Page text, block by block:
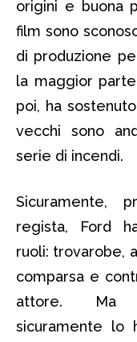
origini e buona
film sono
di produzione
la maggior
poi, ha
vecchi sono
serie di incendi.
Sicuramente,
regista, Ford
ruoli: trovarobe,
comparsa e
attore. Ma
sicuramente lo